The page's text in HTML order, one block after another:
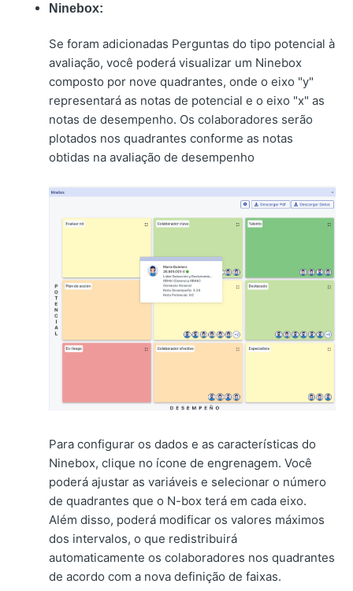
Ninebox:
Se foram adicionadas Perguntas do tipo potencial à
avaliação, você poderá visualizar um Ninebox
composto por nove quadrantes, onde o eixo "y"
representará as notas de potencial e o eixo "x" as
notas de desempenho. Os colaboradores serão
plotados nos quadrantes conforme as notas
obtidas na avaliação de desempenho
Para configurar os dados e as características do
Ninebox, clique no ícone de engrenagem. Você
poderá ajustar as variáveis e selecionar o número
de quadrantes que o N-box terá em cada eixo.
Além disso, poderá modificar os valores máximos
dos intervalos, o que redistribuirá
automaticamente os colaboradores nos quadrantes
de acordo com a nova definição de faixas.